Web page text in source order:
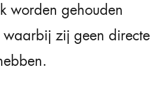
worden gehouden
zij geen directe